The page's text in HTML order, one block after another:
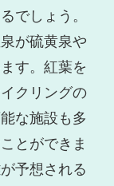
でしょう。
が硫黄泉や
す。紅葉を
クリングの
な施設も多
とができま
予想される